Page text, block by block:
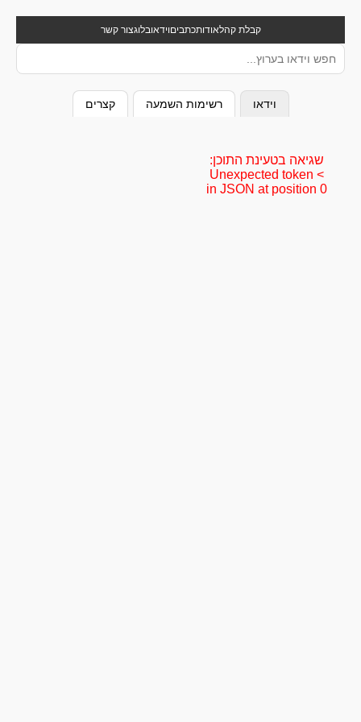
קבלת קהלאודותכתביםוידאובלוגצור קשר
וידאו רשימות השמעה קצרים
שגיאה בטעינת התוכן:
Unexpected token <
in JSON at position 0